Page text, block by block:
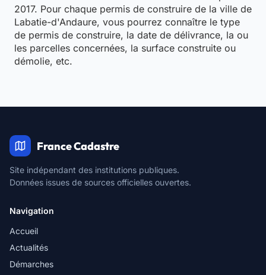
2017. Pour chaque permis de construire de la ville de
Labatie-d'Andaure, vous pourrez connaître le type
de permis de construire, la date de délivrance, la ou
les parcelles concernées, la surface construite ou
démolie, etc.
France Cadastre
Site indépendant des institutions publiques.
Données issues de sources officielles ouvertes.
Navigation
Accueil
Actualités
Démarches